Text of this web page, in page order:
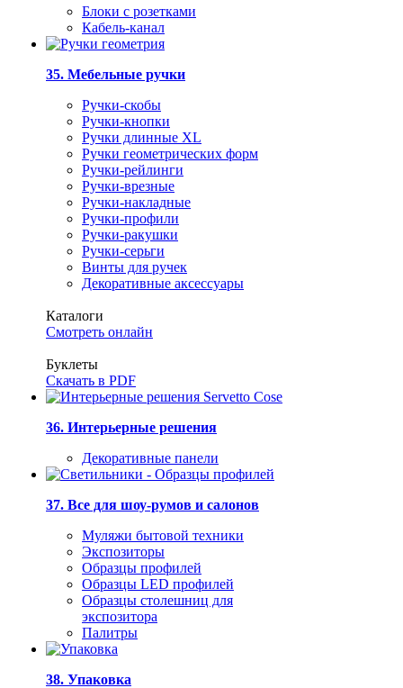
Блоки с розетками
Кабель-канал
35. Мебельные ручки
Ручки-скобы
Ручки-кнопки
Ручки длинные XL
Ручки геометрических форм
Ручки-рейлинги
Ручки-врезные
Ручки-накладные
Ручки-профили
Ручки-ракушки
Ручки-серьги
Винты для ручек
Декоративные аксессуары
Каталоги
Смотреть онлайн
Буклеты
Скачать в PDF
36. Интерьерные решения
Декоративные панели
37. Все для шоу-румов и салонов
Муляжи бытовой техники
Экспозиторы
Образцы профилей
Образцы LED профилей
Образцы столешниц для
экспозитора
Палитры
38. Упаковка